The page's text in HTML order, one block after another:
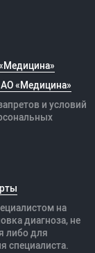
«Медицина»
и условий
на
диагноза, не
либо для
специалиста.